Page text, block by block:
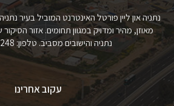
נתניה און ליין פורטל האינטרנט המוביל בעיר
מאוזן, מהיר ומדויק במגוון תחומים. אזור
נתניה והישובים מסביב. טלפון: 050-8491248
עקוב אחרינו